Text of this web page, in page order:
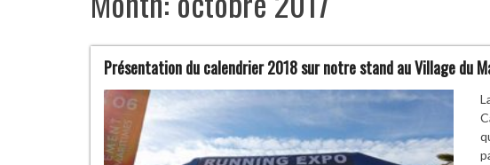
Présentation du calendrier 2018 sur notre stand au Village du